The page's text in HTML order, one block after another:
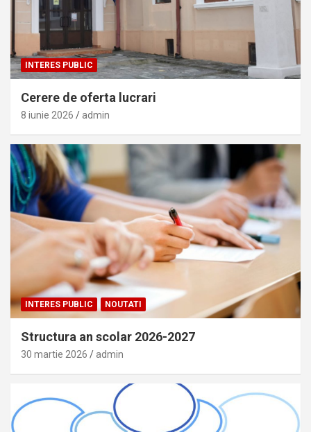
INTERES PUBLIC
Cerere de oferta lucrari
8 iunie 2026 admin
INTERES PUBLIC NOUTATI
Structura an scolar 2026-2027
30 martie 2026 admin